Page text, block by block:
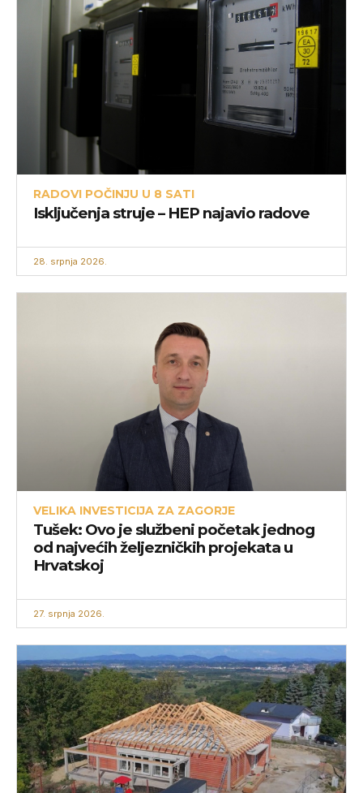
RADOVI POČINJU U 8 SATI
Isključenja struje – HEP najavio radove
28. srpnja 2026.
VELIKA INVESTICIJA ZA ZAGORJE
Tušek: Ovo je službeni početak jednog
od najvećih željezničkih projekata u
Hrvatskoj
27. srpnja 2026.